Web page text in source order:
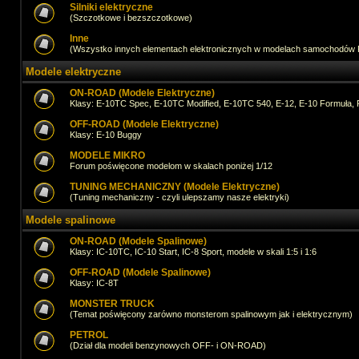
Silniki elektryczne
(Szczotkowe i bezszczotkowe)
Inne
(Wszystko innych elementach elektronicznych w modelach samochodów
Modele elektryczne
ON-ROAD (Modele Elektryczne)
Klasy: E-10TC Spec, E-10TC Modified, E-10TC 540, E-12, E-10 Formuła,
OFF-ROAD (Modele Elektryczne)
Klasy: E-10 Buggy
MODELE MIKRO
Forum poświęcone modelom w skalach poniżej 1/12
TUNING MECHANICZNY (Modele Elektryczne)
(Tuning mechaniczny - czyli ulepszamy nasze elektryki)
Modele spalinowe
ON-ROAD (Modele Spalinowe)
Klasy: IC-10TC, IC-10 Start, IC-8 Sport, modele w skali 1:5 i 1:6
OFF-ROAD (Modele Spalinowe)
Klasy: IC-8T
MONSTER TRUCK
(Temat poświęcony zarówno monsterom spalinowym jak i elektrycznym)
PETROL
(Dział dla modeli benzynowych OFF- i ON-ROAD)